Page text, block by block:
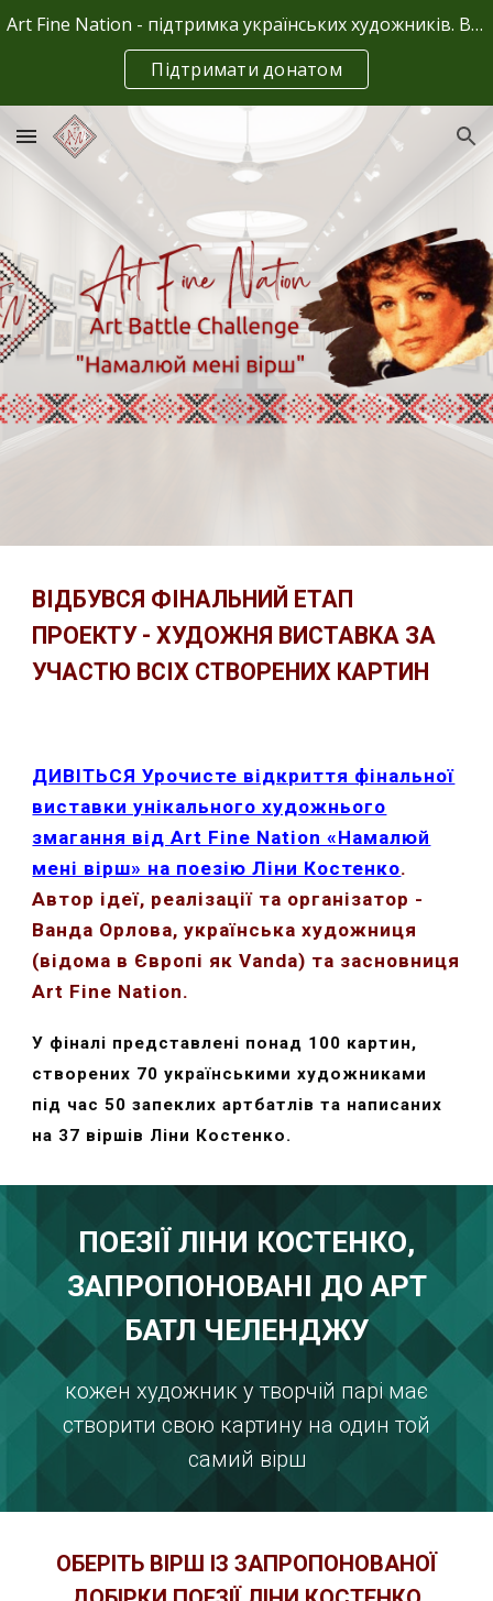
Skip to main content Skip to navigation
Art Fine Nation - підтримка українських художників. Ваші донати - це єдине джерело фінансування.
Підтримати донатом
ВІДБУВСЯ ФІНАЛЬНИЙ ЕТАП
ПРОЕКТУ - ХУДОЖНЯ ВИСТАВКА ЗА
УЧАСТЮ ВСІХ СТВОРЕНИХ КАРТИН
ДИВІТЬСЯ Урочисте відкриття фінальної
виставки унікального художнього
змагання від Art Fine Nation «Намалюй
мені вірш» на поезію Ліни Костенко.
Автор ідеї, реалізації та організатор -
Ванда Орлова, українська художниця
(відома в Європі як Vanda) та засновниця
Art Fine Nation.
У фіналі представлені понад 100 картин,
створених 70 українськими художниками
під час 50 запеклих артбатлів та написаних
на 37 віршів Ліни Костенко.
ПОЕЗІЇ ЛІНИ КОСТЕНКО,
ЗАПРОПОНОВАНІ ДО АРТ
БАТЛ ЧЕЛЕНДЖУ
кожен художник у творчій парі має
створити свою картину на один той
самий вірш
ОБЕРІТЬ ВІРШ ІЗ ЗАПРОПОНОВАНОЇ